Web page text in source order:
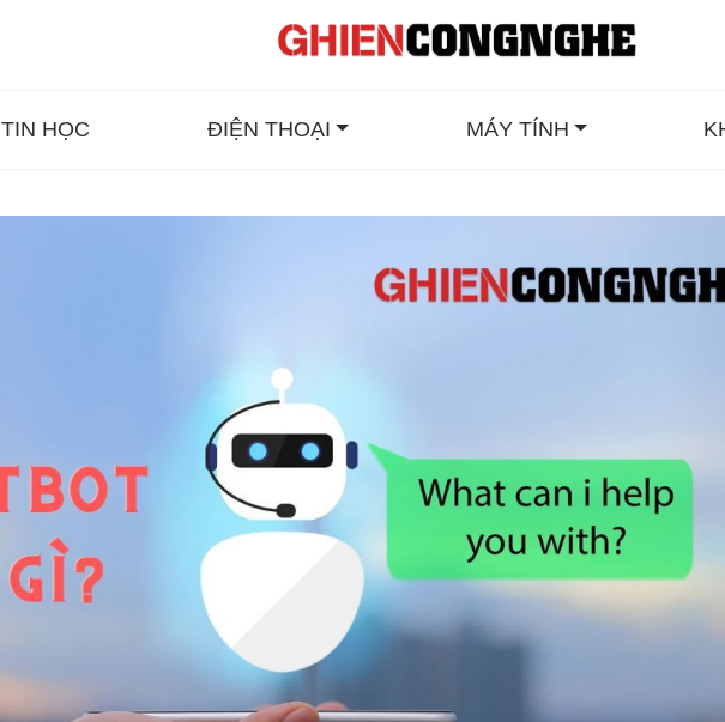
TIN HỌC ĐIỆN THOẠI MÁY TÍNH